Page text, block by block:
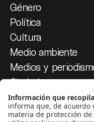
Género
Política
Cultura
Medio ambiente
Medios y
Ciudad
Movilización social